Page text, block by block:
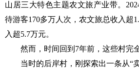
山居三大特色主题农文旅产业带。
待游客170多万人次，农文旅总收入超
入超5.7万元。
然而，时间回到7年前，这些村完全
当时的后岸村，刚探索出一条从“卖